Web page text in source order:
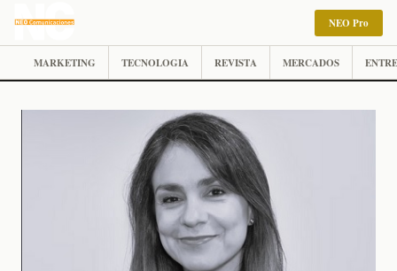
NEO Pro
MARKETING TECNOLOGIA REVISTA MERCADOS